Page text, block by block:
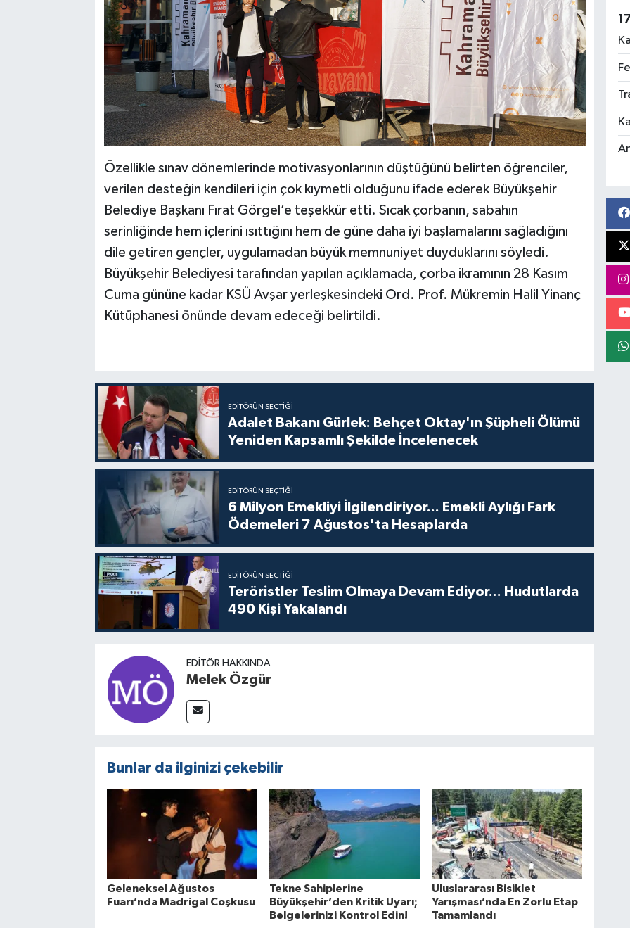
Özellikle sınav dönemlerinde motivasyonlarının düştüğünü belirten öğrenciler,
verilen desteğin kendileri için çok kıymetli olduğunu ifade ederek Büyükşehir
Belediye Başkanı Fırat Görgel’e teşekkür etti. Sıcak çorbanın, sabahın
serinliğinde hem içlerini ısıttığını hem de güne daha iyi başlamalarını sağladığını
dile getiren gençler, uygulamadan büyük memnuniyet duyduklarını söyledi.
Büyükşehir Belediyesi tarafından yapılan açıklamada, çorba ikramının 28 Kasım
Cuma gününe kadar KSÜ Avşar yerleşkesindeki Ord. Prof. Mükremin Halil Yinanç
Kütüphanesi önünde devam edeceği belirtildi.
EDITÖRÜN SEÇTIĞI
Adalet Bakanı Gürlek: Behçet Oktay'ın Şüpheli Ölümü
Yeniden Kapsamlı Şekilde İncelenecek
EDITÖRÜN SEÇTIĞI
6 Milyon Emekliyi İlgilendiriyor... Emekli Aylığı Fark
Ödemeleri 7 Ağustos'ta Hesaplarda
EDITÖRÜN SEÇTIĞI
Teröristler Teslim Olmaya Devam Ediyor... Hudutlarda
490 Kişi Yakalandı
EDITÖR HAKKINDA
Melek Özgür
Bunlar da ilginizi çekebilir
Geleneksel Ağustos
Fuarı’nda Madrigal Coşkusu
Tekne Sahiplerine
Büyükşehir’den Kritik Uyarı;
Belgelerinizi Kontrol Edin!
Uluslararası Bisiklet
Yarışması’nda En Zorlu Etap
Tamamlandı